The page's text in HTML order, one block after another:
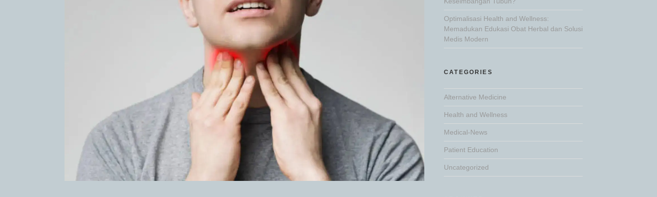
Optimalisasi Health and Wellness:
Memadukan Edukasi Obat Herbal dan Solusi
Medis Modern
CATEGORIES
Alternative Medicine
Health and Wellness
Medical-News
Patient Education
Uncategorized